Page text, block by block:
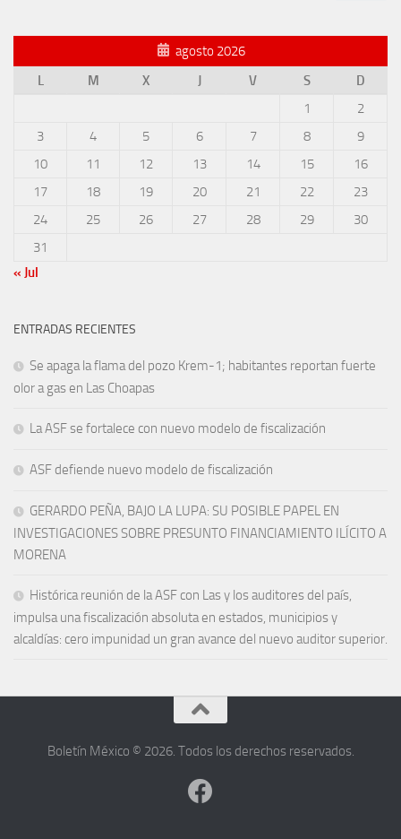
agosto 2026
L
M X J V S
D
1
2
3
4 5 6 7 8
9
10
11 12 13 14 15
16
17
18 19 20 21 22
23
24
25 26 27 28 29
30
31
« Jul
ENTRADAS RECIENTES
Se apaga la flama del pozo Krem-1; habitantes reportan fuerte
olor a gas en Las Choapas
La ASF se fortalece con nuevo modelo de fiscalización
ASF defiende nuevo modelo de fiscalización
GERARDO PEÑA, BAJO LA LUPA: SU POSIBLE PAPEL EN
INVESTIGACIONES SOBRE PRESUNTO FINANCIAMIENTO ILÍCITO A
MORENA
Histórica reunión de la ASF con Las y los auditores del país,
impulsa una fiscalización absoluta en estados, municipios y
alcaldías: cero impunidad un gran avance del nuevo auditor superior.
Boletín México © 2026. Todos los derechos reservados.